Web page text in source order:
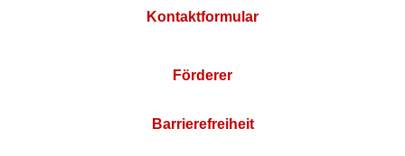
Kontaktformular
Förderer
Barrierefreiheit